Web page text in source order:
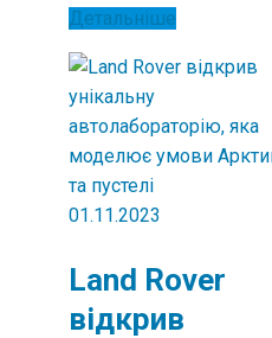
Детальніше
01.11.2023
Land Rover
відкрив